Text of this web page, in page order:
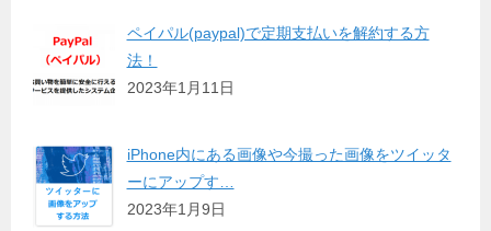
ペイパル(paypal)で定期支払いを解約する方
法！
2023年1月11日
iPhone内にある画像や今撮った画像をツイッタ
ーにアップす…
2023年1月9日